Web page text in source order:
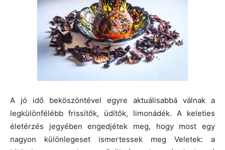
A jó idő beköszöntével egyre aktuálisabbá válnak a
legkülönfélébb frissítők, üdítők, limonádék. A keleties
életérzés jegyében engedjétek meg, hogy most egy
nagyon különlegeset ismertessek meg Veletek: a